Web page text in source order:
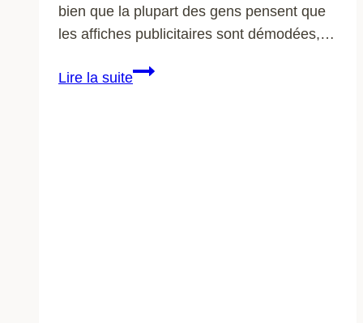
bien que la plupart des gens pensent que
les affiches publicitaires sont démodées,…
Lire la suiteImpression